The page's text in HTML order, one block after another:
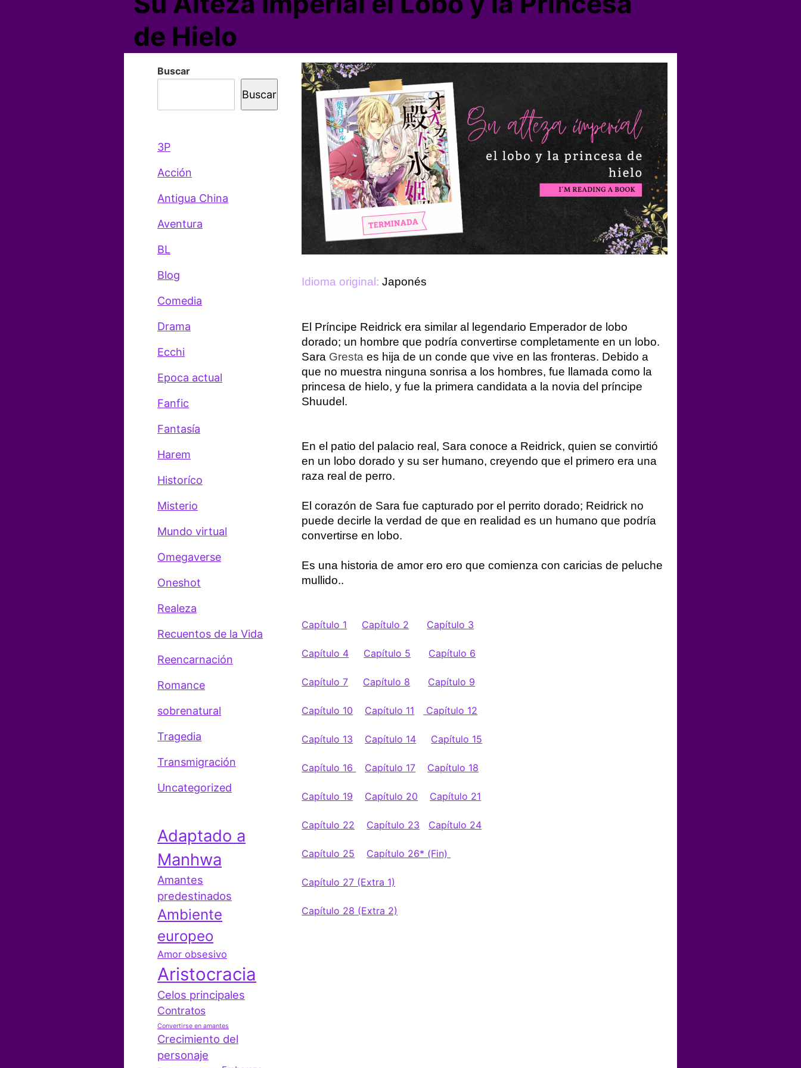
de Hielo
Idioma original: Japonés
El Príncipe Reidrick era similar al legendario Emperador de lobo
dorado; un hombre que podría convertirse completamente en un lobo.
Sara Gresta es hija de un conde que vive en las fronteras. Debido a
que no muestra ninguna sonrisa a los hombres, fue llamada como la
princesa de hielo, y fue la primera candidata a la novia del príncipe
Shuudel.
En el patio del palacio real, Sara conoce a Reidrick, quien se convirtió
en un lobo dorado y su ser humano, creyendo que el primero era una
raza real de perro.
El corazón de Sara fue capturado por el perrito dorado; Reidrick no
puede decirle la verdad de que en realidad es un humano que podría
convertirse en lobo.
Es una historia de amor ero ero que comienza con caricias de peluche
mullido..
Capítulo 1 Capítulo 2 Capítulo 3
Capítulo 4 Capítulo 5 Capítulo 6
Capítulo 7 Capítulo 8 Capítulo 9
Capítulo 10 Capítulo 11 Capítulo 12
Capítulo 13 Capítulo 14 Capítulo 15
Capítulo 16 Capítulo 17 Capítulo 18
Capítulo 19 Capítulo 20 Capítulo 21
Capítulo 22 Capítulo 23 Capítulo 24
Capítulo 25 Capítulo 26* (Fin)
Capítulo 27 (Extra 1)
Capítulo 28 (Extra 2)
Buscar
Buscar
3P
Acción
Antigua China
Aventura
BL
Blog
Comedia
Drama
Ecchi
Epoca actual
Fanfic
Fantasía
Harem
Historíco
Misterio
Mundo virtual
Omegaverse
Oneshot
Realeza
Recuentos de la Vida
Reencarnación
Romance
sobrenatural
Tragedia
Transmigración
Uncategorized
Adaptado a
Manhwa
Amantes
predestinados
Ambiente
europeo
Amor obsesivo
Aristocracia
Celos principales
Contratos
Convertirse en amantes
Crecimiento del
personaje